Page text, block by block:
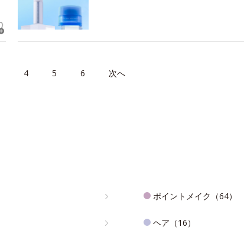
4 5 6 次へ
ポイントメイク（64）
ヘア（16）